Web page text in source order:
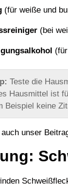
(für weiße und
(bei
Teste die
Hausmittel ist
Beispiel keine
unser